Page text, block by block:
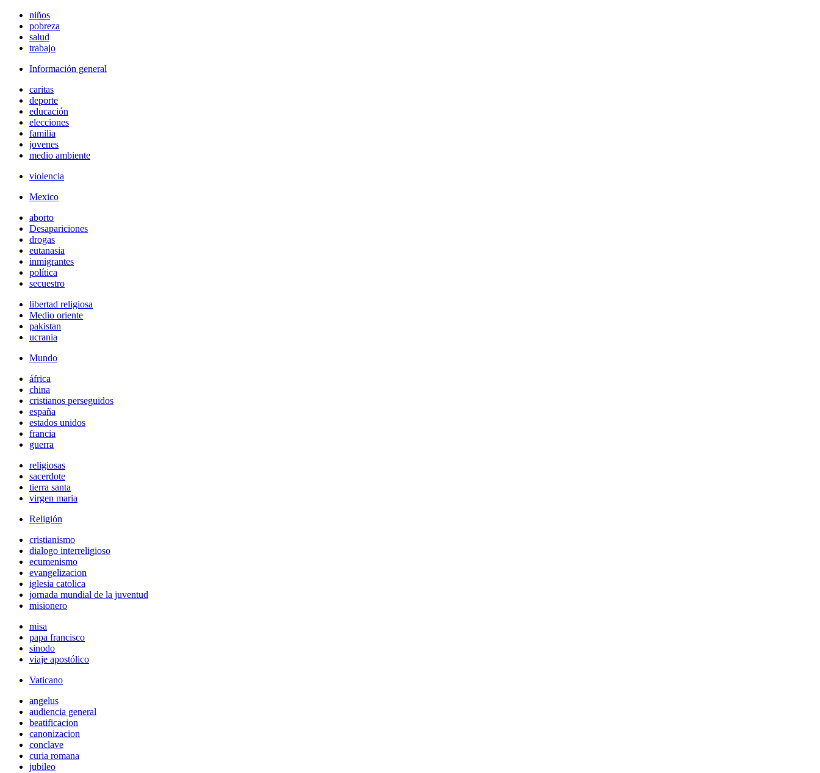
niños
pobreza
salud
trabajo
Información general
caritas
deporte
educación
elecciones
familia
jovenes
medio ambiente
violencia
Mexico
aborto
Desapariciones
drogas
eutanasia
inmigrantes
política
secuestro
libertad religiosa
Medio oriente
pakistan
ucrania
Mundo
áfrica
china
cristianos perseguidos
españa
estados unidos
francia
guerra
religiosas
sacerdote
tierra santa
virgen maria
Religión
cristianismo
dialogo interreligioso
ecumenismo
evangelizacion
iglesia catolica
jornada mundial de la juventud
misionero
misa
papa francisco
sinodo
viaje apostólico
Vaticano
angelus
audiencia general
beatificacion
canonizacion
conclave
curia romana
jubileo